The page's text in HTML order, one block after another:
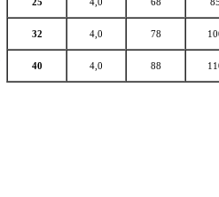
32 4,0 78
40 4,0 88